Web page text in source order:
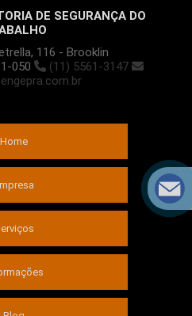
DE SEGURANÇA DO
116 - Brooklin
050
(11) 5561-3147
Home